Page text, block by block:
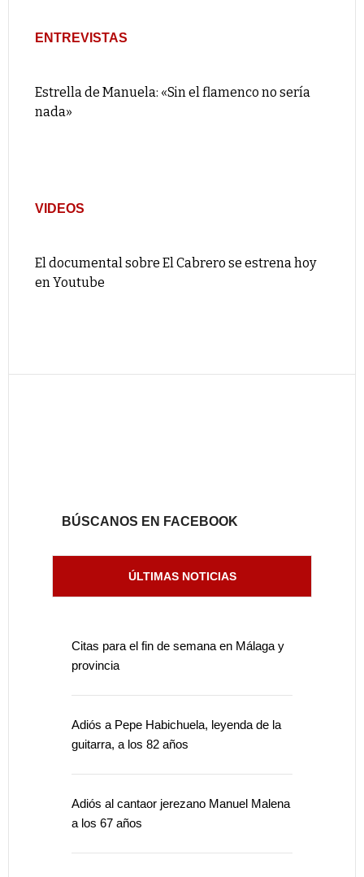
ENTREVISTAS
Estrella de Manuela: «Sin el flamenco no sería
nada»
VIDEOS
El documental sobre El Cabrero se estrena hoy
en Youtube
BÚSCANOS EN FACEBOOK
ÚLTIMAS NOTICIAS
Citas para el fin de semana en Málaga y
provincia
Adiós a Pepe Habichuela, leyenda de la
guitarra, a los 82 años
Adiós al cantaor jerezano Manuel Malena
a los 67 años